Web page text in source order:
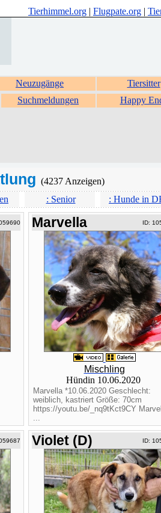
Tierhimmel.org | Flugpate.org |
Neuzugänge Tiersitter
Suchmeldungen Happy
(4237 Anzeigen)
: Senior : Hunde in
Marvella ID:
Mischling
Hündin 10.06.2020
Marvella *10.06.2020 Geschlecht:
weiblich, kastriert Größe: 70cm
https://youtu.be/_nq9tKct9CY
...
Violet (D) ID: